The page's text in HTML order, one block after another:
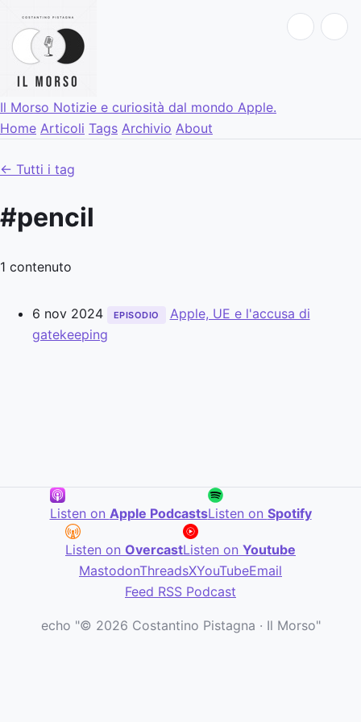
Il Morso Notizie e curiosità dal mondo Apple.
Home Articoli Tags Archivio About
← Tutti i tag
#pencil
1 contenuto
6 nov 2024 EPISODIO
Apple, UE e l'accusa di
gatekeeping
Listen on Apple PodcastsListen on Spotify
Listen on OvercastListen on Youtube
MastodonThreadsXYouTubeEmail
Feed RSS Podcast
echo "© 2026 Costantino Pistagna · Il Morso"